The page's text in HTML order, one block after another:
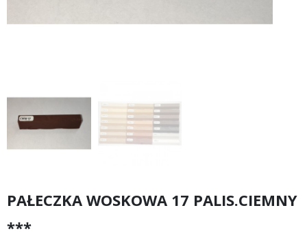
PAŁECZKA WOSKOWA 17 PALIS.CIEMNY
***